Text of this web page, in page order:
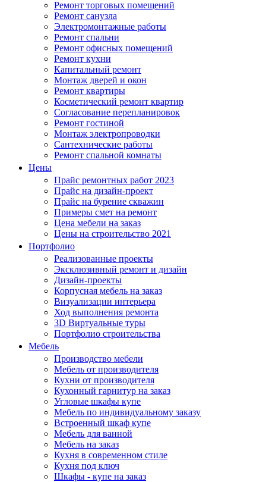
Ремонт торговых помещений
Ремонт санузла
Электромонтажные работы
Ремонт спальни
Ремонт офисных помещений
Ремонт кухни
Капитальный ремонт
Монтаж дверей и окон
Ремонт квартиры
Косметический ремонт квартир
Согласование перепланировок
Ремонт гостиной
Монтаж электропроводки
Сантехнические работы
Ремонт спальной комнаты
Цены
Прайс ремонтных работ 2023
Прайс на дизайн-проект
Прайс на бурение скважин
Примеры смет на ремонт
Цена мебели на заказ
Цены на строительство 2021
Портфолио
Реализованные проекты
Эксклюзивный ремонт и дизайн
Дизайн-проекты
Корпусная мебель на заказ
Визуализации интерьера
Ход выполнения ремонта
3D Виртуальные туры
Портфолио строительства
Мебель
Производство мебели
Мебель от производителя
Кухни от производителя
Кухонный гарнитур на заказ
Угловые шкафы купе
Мебель по индивидуальному заказу
Встроенный шкаф купе
Мебель для ванной
Мебель на заказ
Кухня в современном стиле
Кухня под ключ
Шкафы - купе на заказ